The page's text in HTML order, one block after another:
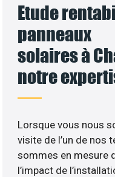
Etude
panneaux
solaires à
notre
Lorsque vous nous
visite de l’un de nos
sommes en mesure
l’impact de